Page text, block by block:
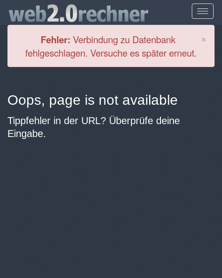
×
Fehler: Verbindung zu Datenbank
fehlgeschlagen. Versuche es später erneut.
Oops, page is not available
Tippfehler in der URL? Überprüfe deine
Eingabe.